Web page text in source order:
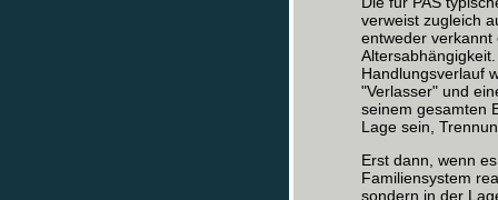
verweist zugleich
entweder verkannt
Handlungsverlauf
"Verlasser" und
seinem gesamten
Lage sein,
Erst dann, wenn
Familiensystem
sondern in der